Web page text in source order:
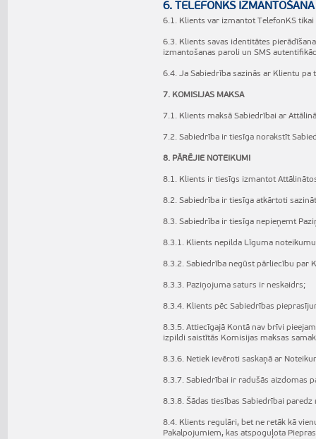
6. TELEFONKS IZMANTOŠANA
6.1. Klients var izmantot TelefonKS
6.3. Klients savas identitātes
izmantošanas paroli un SMS
6.4. Ja Sabiedrība sazinās ar Klientu
7. KOMISIJAS MAKSA
7.1. Klients maksā Sabiedrībai ar
7.2. Sabiedrība ir tiesīga norakstīt
8. PĀRĒJIE NOTEIKUMI
8.1. Klients ir tiesīgs izmantot
8.2. Sabiedrība ir tiesīga atkārtoti
8.3. Sabiedrība ir tiesīga nepieņemt
8.3.1. Klients nepilda Līguma
8.3.2. Sabiedrība negūst pārliecību par
8.3.3. Paziņojuma saturs ir neskaidrs;
8.3.4. Klients pēc Sabiedrības
8.3.5. Attiecīgajā Kontā nav brīvi
izpildi saistītās Komisijas maksas
8.3.6. Netiek ievēroti saskaņā ar
8.3.7. Sabiedrībai ir radušās aizdomas
8.3.8. Šādas tiesības Sabiedrībai
8.4. Klients regulāri, bet ne retāk kā
Pakalpojumiem, kas atspoguļota